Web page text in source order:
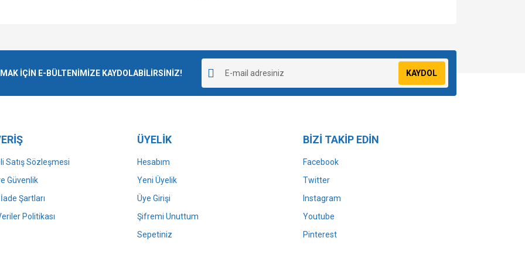
Gönder
İÇİN E-BÜLTENİMİZE KAYDOLABİLİRSİNİZ! KAYDOL
Satış Sözleşmesi
Güvenlik
Şartları
Politikası
ÜYELİK
Hesabım
Yeni Üyelik
Üye Girişi
Şifremi Unuttum
Sepetiniz
BİZİ TAKİP EDİN
Facebook
Twitter
Instagram
Youtube
Pinterest